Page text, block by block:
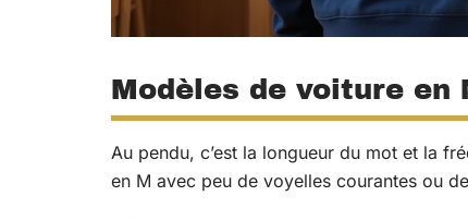
Modèles de voiture
Au pendu, c’est la longueur du mot et la
en M avec peu de voyelles courantes ou